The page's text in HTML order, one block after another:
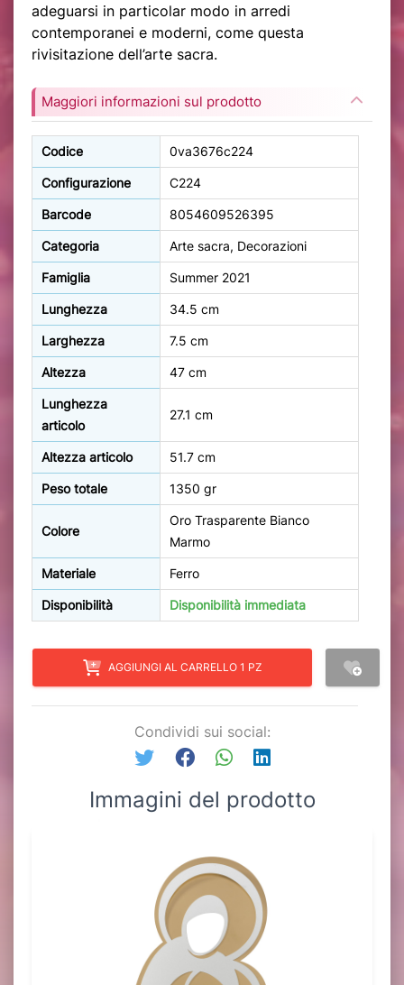
adeguarsi in particolar modo in arredi
contemporanei e moderni, come questa
rivisitazione dell’arte sacra.
Maggiori informazioni sul prodotto
Codice 0va3676c224
Configurazione C224
Barcode 8054609526395
Categoria Arte sacra, Decorazioni
Famiglia Summer 2021
Lunghezza 34.5 cm
Larghezza 7.5 cm
Altezza 47 cm
Lunghezza
articolo
27.1 cm
Altezza articolo 51.7 cm
Peso totale 1350 gr
Colore
Oro Trasparente Bianco
Marmo
Materiale Ferro
Disponibilità Disponibilità immediata
AGGIUNGI AL CARRELLO 1 PZ
Condividi sui social:
Immagini del prodotto